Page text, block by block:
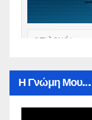
Η Γνώμη Μου…